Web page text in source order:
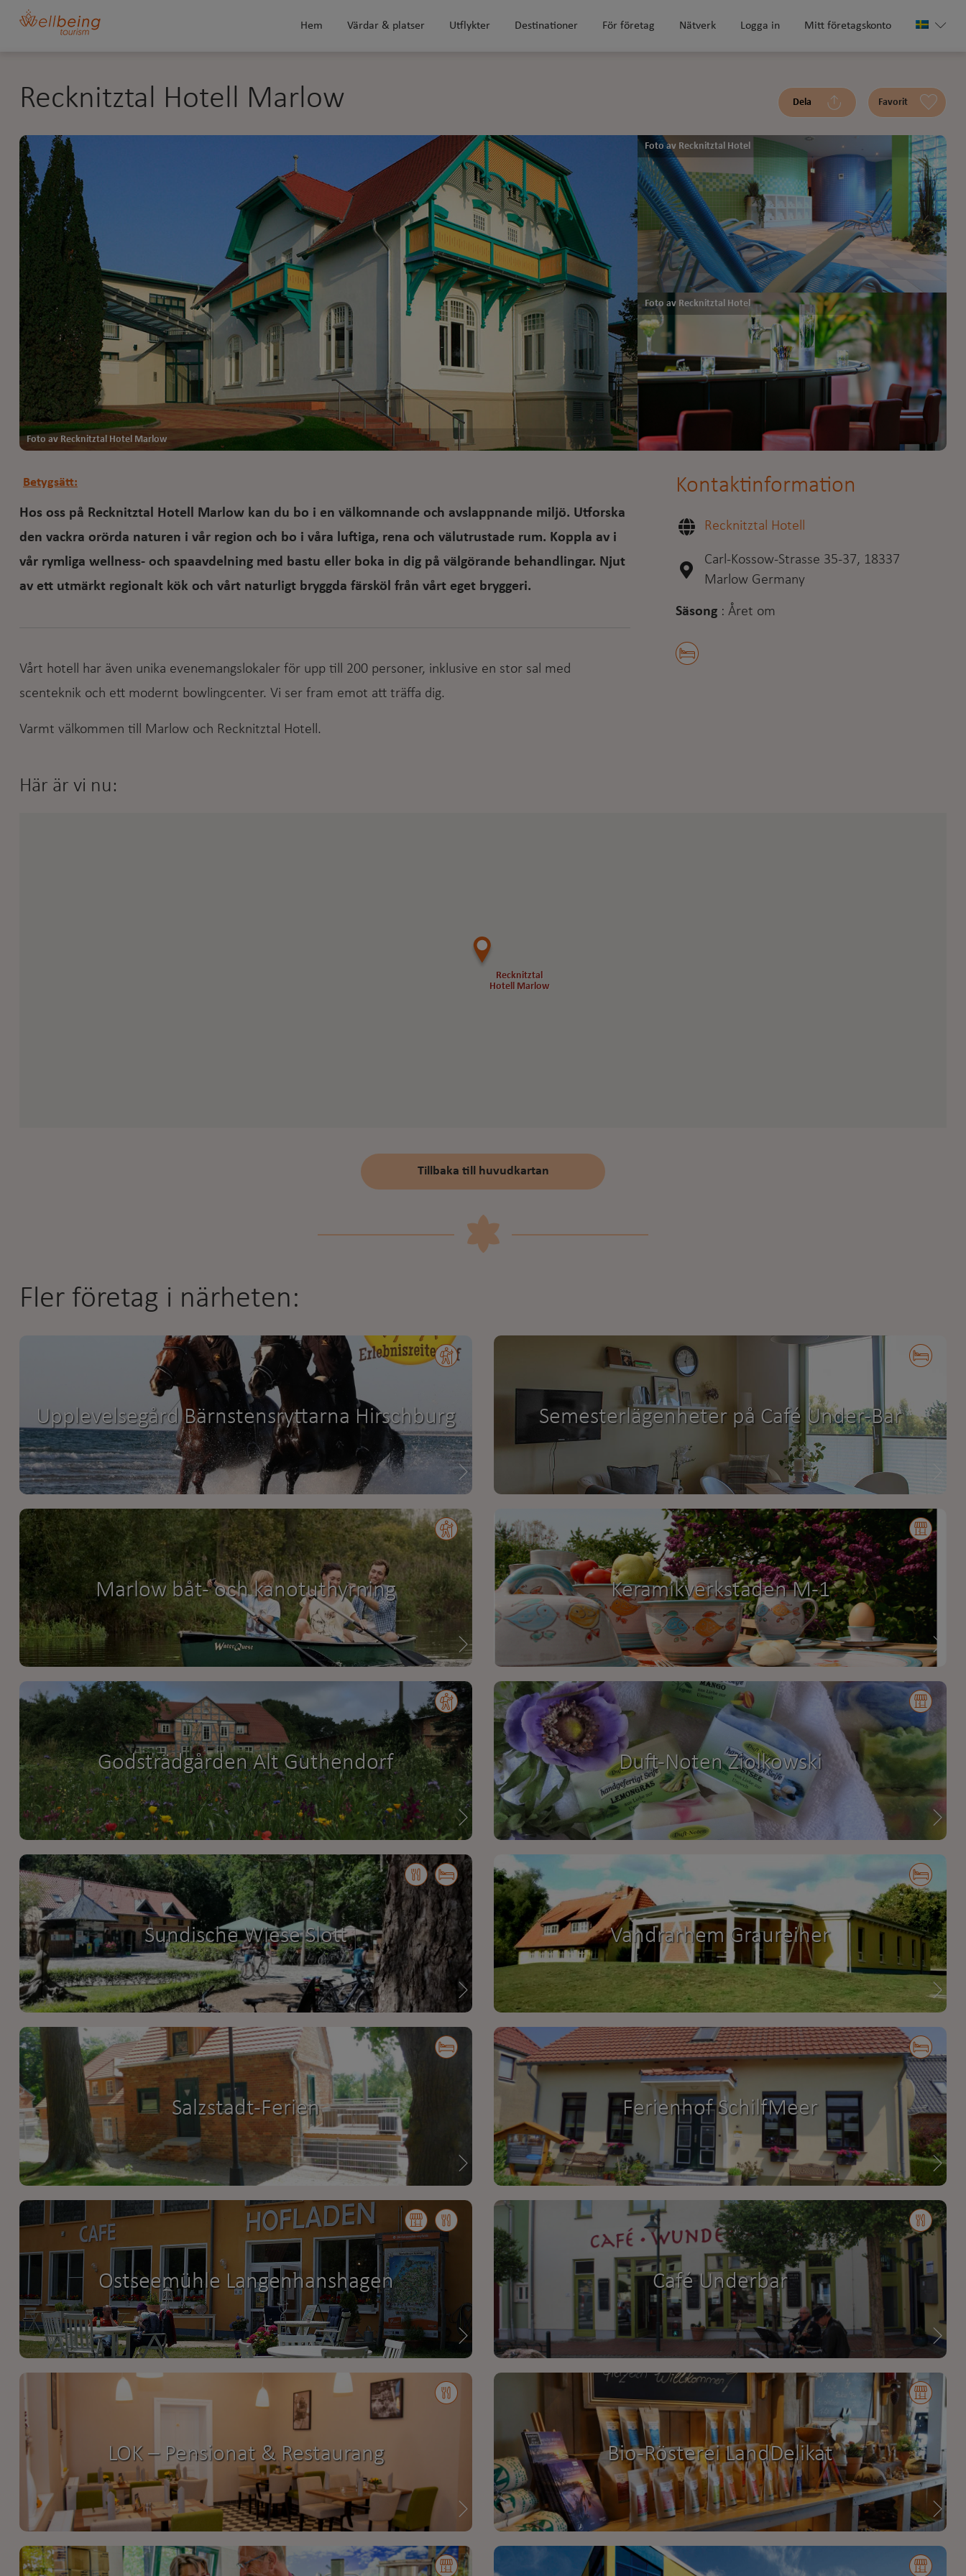
Hem Värdar & platser Utflykter Destinationer För företag Nätverk Logga in Mitt företagskonto
Recknitztal Hotell Marlow Dela Favorit
Foto av Recknitztal Hotel Marlow
Foto av Recknitztal Hotel
Foto av Recknitztal Hotel
Betygsätt:
Hos oss på Recknitztal Hotell Marlow kan du bo i en välkomnande och avslappnande miljö. Utforska
den vackra orörda naturen i vår region och bo i våra luftiga, rena och välutrustade rum. Koppla av i
vår rymliga wellness- och spaavdelning med bastu eller boka in dig på välgörande behandlingar. Njut
av ett utmärkt regionalt kök och vårt naturligt bryggda färsköl från vårt eget bryggeri.
Vårt hotell har även unika evenemangslokaler för upp till 200 personer, inklusive en stor sal med
scenteknik och ett modernt bowlingcenter. Vi ser fram emot att träffa dig.
Varmt välkommen till Marlow och Recknitztal Hotell.
Kontaktinformation
Recknitztal Hotell
Carl-Kossow-Strasse 35-37, 18337
Marlow Germany
Säsong : Året om
Här är vi nu:
Recknitztal
Hotell Marlow
Recknitztal
Hotell Marlow
Tillbaka till huvudkartan
Fler företag i närheten:
Upplevelsegård Bärnstensryttarna Hirschburg Semesterlägenheter på Café Under-Bar
Marlow båt- och kanotuthyrning Keramikverkstaden M-1
Godsträdgården Alt Guthendorf Duft-Noten Ziolkowski
Sundische Wiese Slott Vandrarhem Graureiher
Salzstadt-Ferien Ferienhof SchilfMeer
Ostseemühle Langenhanshagen Café Underbar
LOK – Pensionat & Restaurang Bio-Rösterei LandDelikat